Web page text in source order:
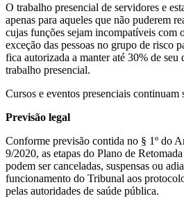
O trabalho presencial de servidores e
apenas para aqueles que não puderem
cujas funções sejam incompatíveis com
exceção das pessoas no grupo de risco
fica autorizada a manter até 30% de
trabalho presencial.
Cursos e eventos presenciais continuam
Previsão legal
Conforme previsão contida no § 1º do
9/2020, as etapas do Plano de
podem ser canceladas, suspensas ou
funcionamento do Tribunal aos
pelas autoridades de saúde pública.